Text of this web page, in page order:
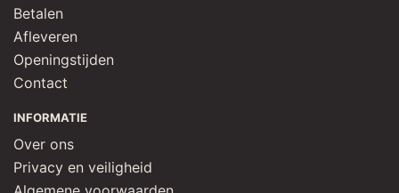
Betalen
Afleveren
Openingstijden
Contact
INFORMATIE
Over ons
Privacy en veiligheid